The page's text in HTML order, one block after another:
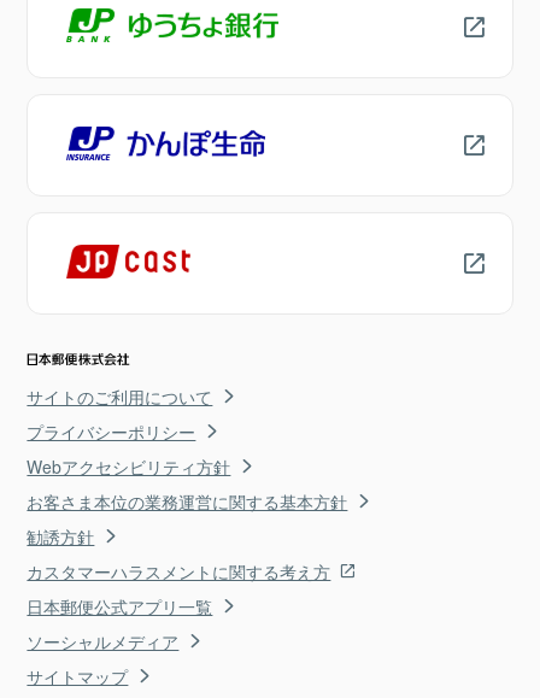
サイトのご利用について
プライバシーポリシー
Webアクセシビリティ方針
お客さま本位の業務運営に関する基本方針
勧誘方針
カスタマーハラスメントに関する考え方
日本郵便公式アプリ一覧
ソーシャルメディア
サイトマップ